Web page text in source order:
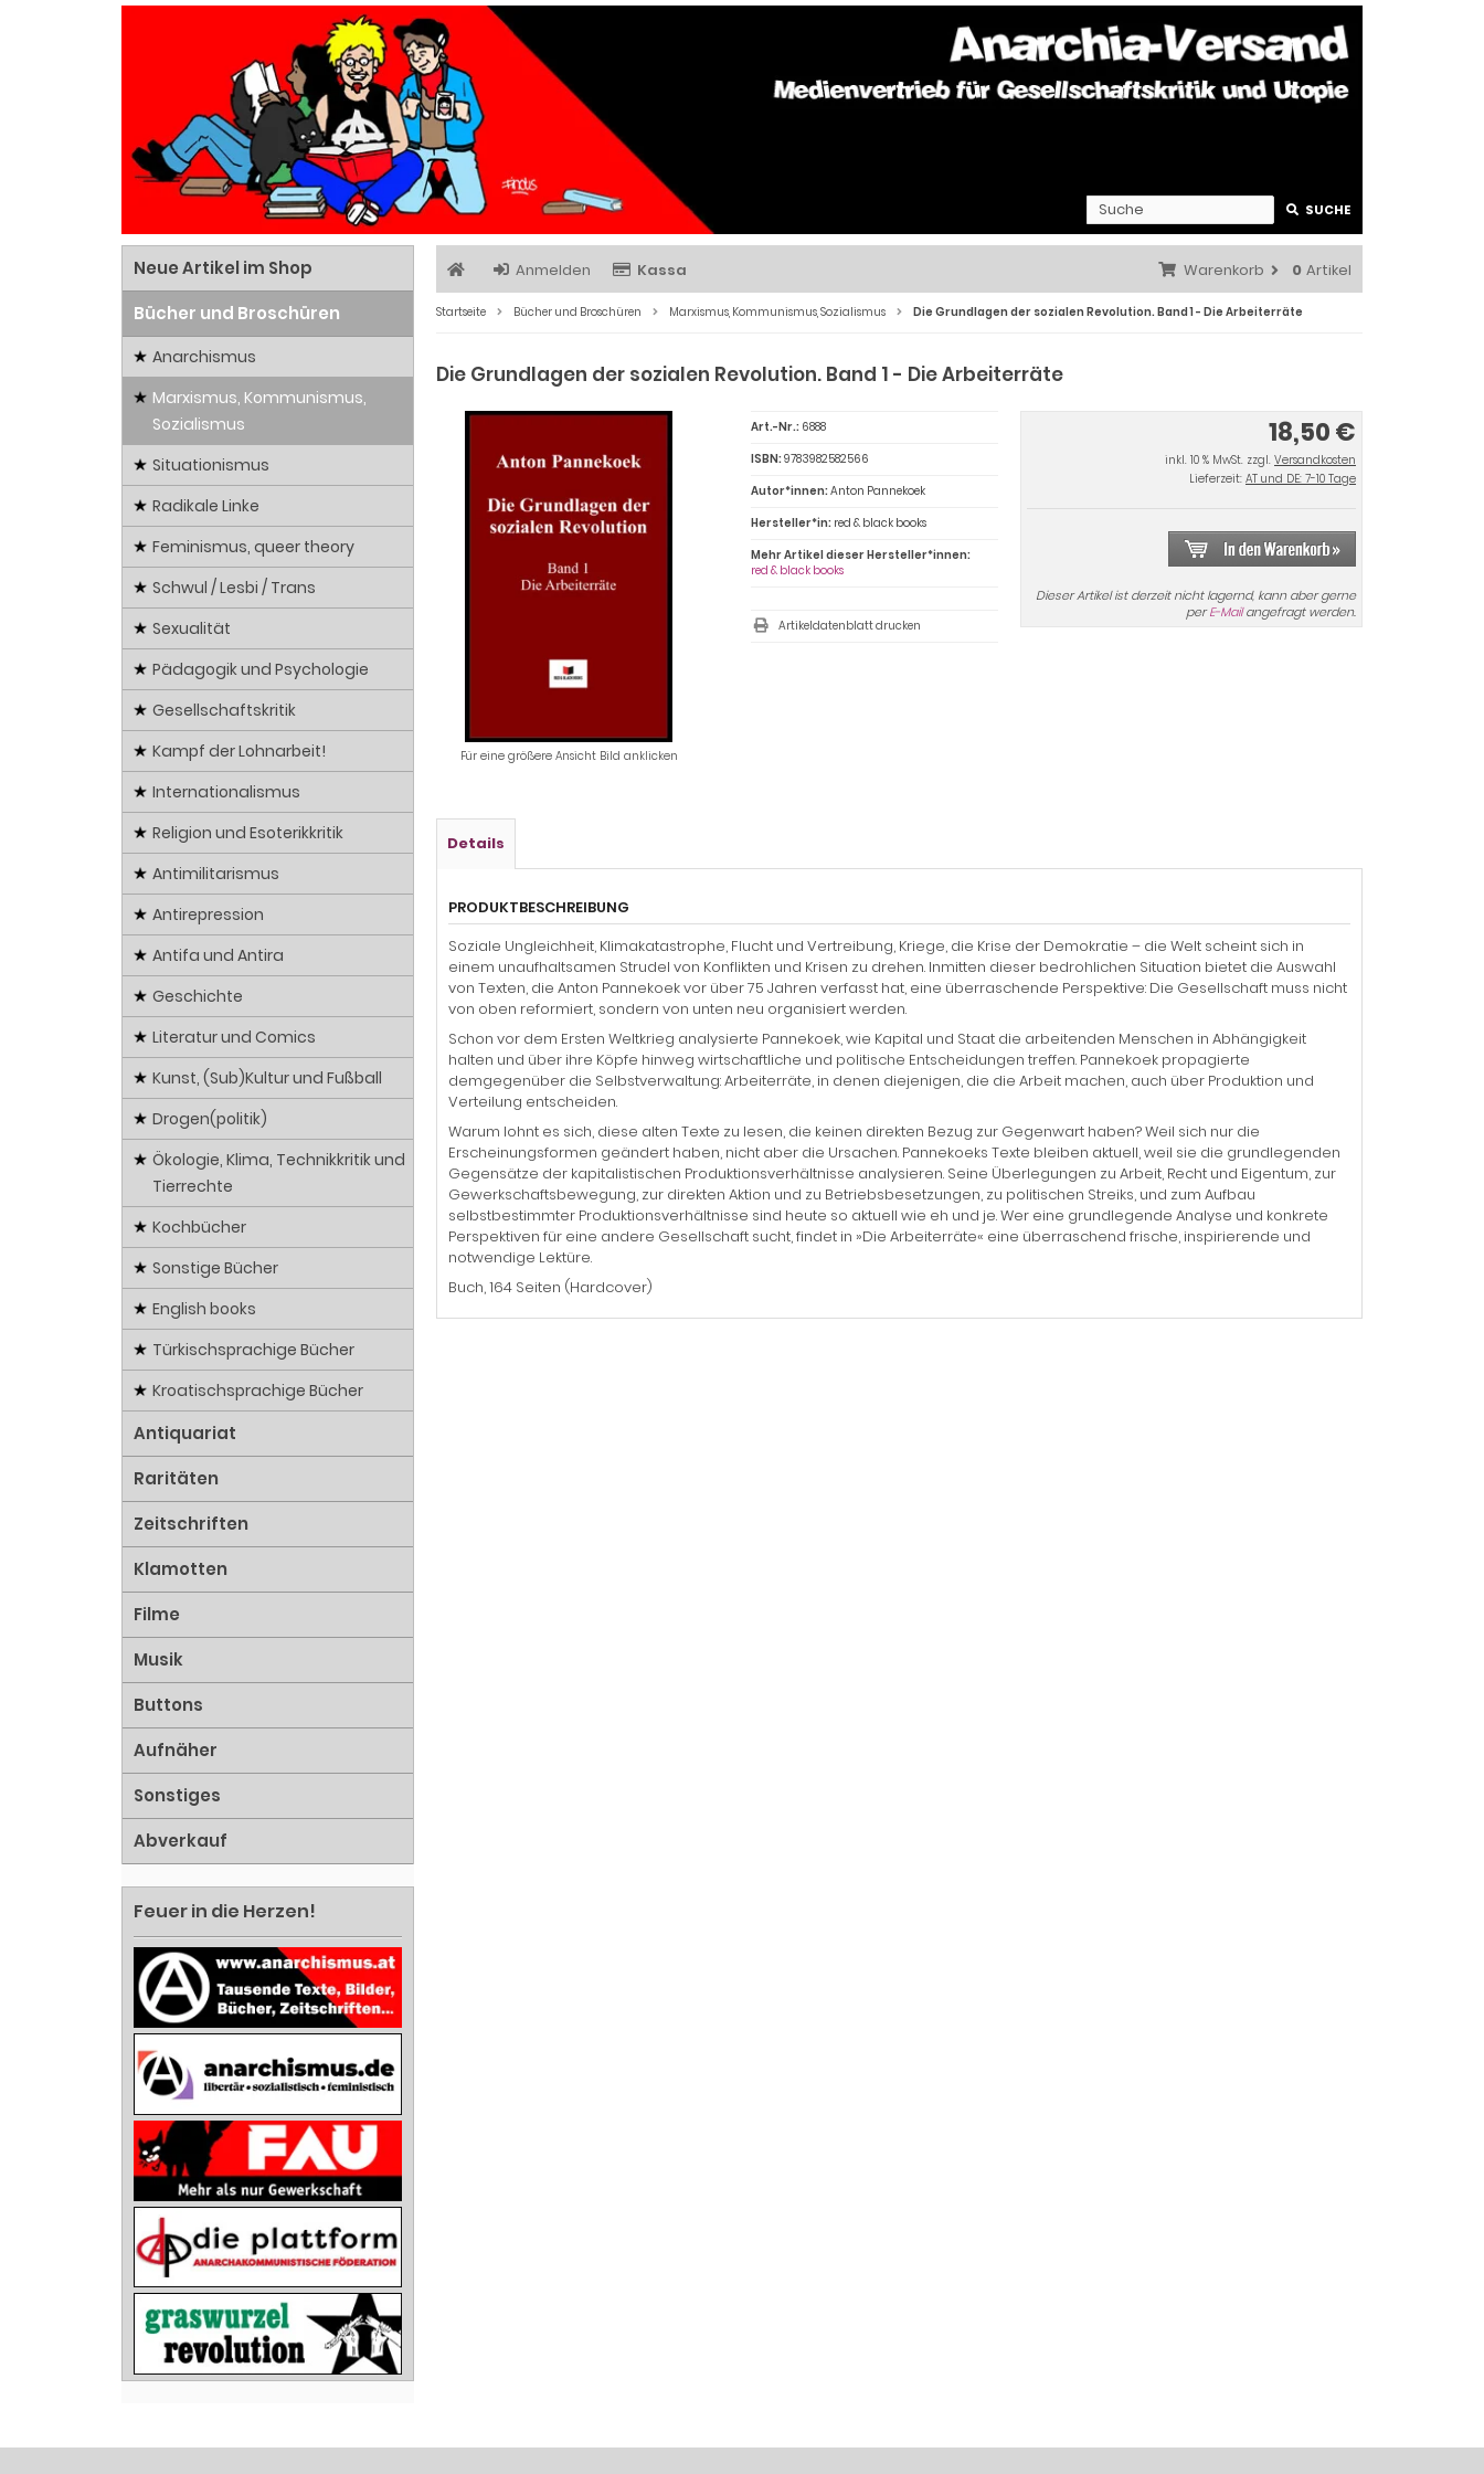
SUCHE
Anmelden Kassa Warenkorb 0 Artikel
Startseite Bücher und Broschüren Marxismus, Kommunismus, Sozialismus Die Grundlagen der sozialen Revolution. Band 1 - Die Arbeiterräte
Die Grundlagen der sozialen Revolution. Band 1 - Die Arbeiterräte
Für eine größere Ansicht Bild anklicken
18,50 €
inkl. 10 % MwSt. zzgl. Versandkosten
Lieferzeit: AT und DE: 7-10 Tage
Dieser Artikel ist derzeit nicht lagernd, kann aber gerne
perE-Mailangefragt werden.
Art.-Nr.: 6888
ISBN:9783982582566
Autor*innen:Anton Pannekoek
Hersteller*in: red & black books
Mehr Artikel dieser Hersteller*innen:
red & black books
Artikeldatenblatt drucken
Details
PRODUKTBESCHREIBUNG
Soziale Ungleichheit, Klimakatastrophe, Flucht und Vertreibung, Kriege, die Krise der Demokratie – die Welt scheint sich in
einem unaufhaltsamen Strudel von Konflikten und Krisen zu drehen. Inmitten dieser bedrohlichen Situation bietet die Auswahl
von Texten, die Anton Pannekoek vor über 75 Jahren verfasst hat, eine überraschende Perspektive: Die Gesellschaft muss nicht
von oben reformiert, sondern von unten neu organisiert werden.
Schon vor dem Ersten Weltkrieg analysierte Pannekoek, wie Kapital und Staat die arbeitenden Menschen in Abhängigkeit
halten und über ihre Köpfe hinweg wirtschaftliche und politische Entscheidungen treffen. Pannekoek propagierte
demgegenüber die Selbstverwaltung: Arbeiterräte, in denen diejenigen, die die Arbeit machen, auch über Produktion und
Verteilung entscheiden.
Warum lohnt es sich, diese alten Texte zu lesen, die keinen direkten Bezug zur Gegenwart haben? Weil sich nur die
Erscheinungsformen geändert haben, nicht aber die Ursachen. Pannekoeks Texte bleiben aktuell, weil sie die grundlegenden
Gegensätze der kapitalistischen Produktionsverhältnisse analysieren. Seine Überlegungen zu Arbeit, Recht und Eigentum, zur
Gewerkschaftsbewegung, zur direkten Aktion und zu Betriebsbesetzungen, zu politischen Streiks, und zum Aufbau
selbstbestimmter Produktionsverhältnisse sind heute so aktuell wie eh und je. Wer eine grundlegende Analyse und konkrete
Perspektiven für eine andere Gesellschaft sucht, findet in »Die Arbeiterräte« eine überraschend frische, inspirierende und
notwendige Lektüre.
Buch, 164 Seiten (Hardcover)
Neue Artikel im Shop
Bücher und Broschüren
Anarchismus
Marxismus, Kommunismus,
Sozialismus
Situationismus
Radikale Linke
Feminismus, queer theory
Schwul / Lesbi / Trans
Sexualität
Pädagogik und Psychologie
Gesellschaftskritik
Kampf der Lohnarbeit!
Internationalismus
Religion und Esoterikkritik
Antimilitarismus
Antirepression
Antifa und Antira
Geschichte
Literatur und Comics
Kunst, (Sub)Kultur und Fußball
Drogen(politik)
Ökologie, Klima, Technikkritik und
Tierrechte
Kochbücher
Sonstige Bücher
English books
Türkischsprachige Bücher
Kroatischsprachige Bücher
Antiquariat
Raritäten
Zeitschriften
Klamotten
Filme
Musik
Buttons
Aufnäher
Sonstiges
Abverkauf
Feuer in die Herzen!